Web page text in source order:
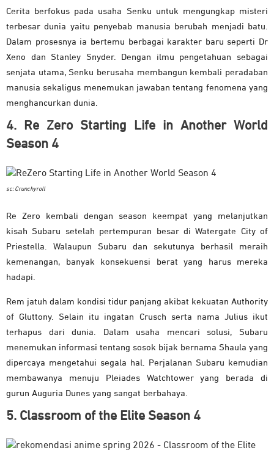
Cerita berfokus pada usaha Senku untuk mengungkap misteri
terbesar dunia yaitu penyebab manusia berubah menjadi batu.
Dalam prosesnya ia bertemu berbagai karakter baru seperti Dr
Xeno dan Stanley Snyder. Dengan ilmu pengetahuan sebagai
senjata utama, Senku berusaha membangun kembali peradaban
manusia sekaligus menemukan jawaban tentang fenomena yang
menghancurkan dunia.
4. Re Zero Starting Life in Another World
Season 4
sc: Crunchyroll
Re Zero kembali dengan season keempat yang melanjutkan
kisah Subaru setelah pertempuran besar di Watergate City of
Priestella. Walaupun Subaru dan sekutunya berhasil meraih
kemenangan, banyak konsekuensi berat yang harus mereka
hadapi.
Rem jatuh dalam kondisi tidur panjang akibat kekuatan Authority
of Gluttony. Selain itu ingatan Crusch serta nama Julius ikut
terhapus dari dunia. Dalam usaha mencari solusi, Subaru
menemukan informasi tentang sosok bijak bernama Shaula yang
dipercaya mengetahui segala hal. Perjalanan Subaru kemudian
membawanya menuju Pleiades Watchtower yang berada di
gurun Auguria Dunes yang sangat berbahaya.
5. Classroom of the Elite Season 4